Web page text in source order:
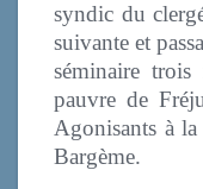
syndic du
suivante et
séminaire
pauvre de
Agonisants à
Bargème.